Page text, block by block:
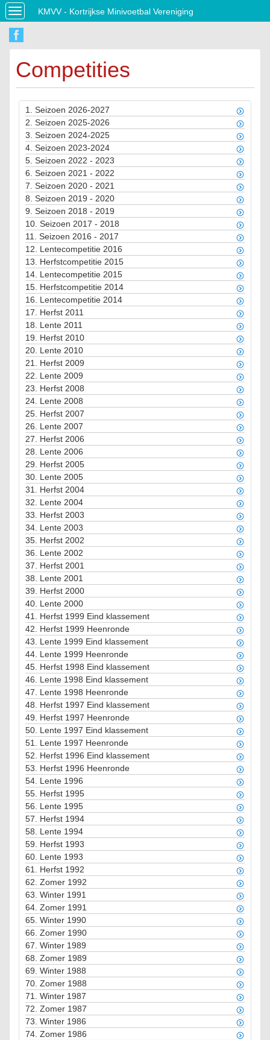
Toggle
navigation
KMVV - Kortrijkse Minivoetbal Vereniging
Competities
1. Seizoen 2026-2027
2. Seizoen 2025-2026
3. Seizoen 2024-2025
4. Seizoen 2023-2024
5. Seizoen 2022 - 2023
6. Seizoen 2021 - 2022
7. Seizoen 2020 - 2021
8. Seizoen 2019 - 2020
9. Seizoen 2018 - 2019
10. Seizoen 2017 - 2018
11. Seizoen 2016 - 2017
12. Lentecompetitie 2016
13. Herfstcompetitie 2015
14. Lentecompetitie 2015
15. Herfstcompetitie 2014
16. Lentecompetitie 2014
17. Herfst 2011
18. Lente 2011
19. Herfst 2010
20. Lente 2010
21. Herfst 2009
22. Lente 2009
23. Herfst 2008
24. Lente 2008
25. Herfst 2007
26. Lente 2007
27. Herfst 2006
28. Lente 2006
29. Herfst 2005
30. Lente 2005
31. Herfst 2004
32. Lente 2004
33. Herfst 2003
34. Lente 2003
35. Herfst 2002
36. Lente 2002
37. Herfst 2001
38. Lente 2001
39. Herfst 2000
40. Lente 2000
41. Herfst 1999 Eind klassement
42. Herfst 1999 Heenronde
43. Lente 1999 Eind klassement
44. Lente 1999 Heenronde
45. Herfst 1998 Eind klassement
46. Lente 1998 Eind klassement
47. Lente 1998 Heenronde
48. Herfst 1997 Eind klassement
49. Herfst 1997 Heenronde
50. Lente 1997 Eind klassement
51. Lente 1997 Heenronde
52. Herfst 1996 Eind klassement
53. Herfst 1996 Heenronde
54. Lente 1996
55. Herfst 1995
56. Lente 1995
57. Herfst 1994
58. Lente 1994
59. Herfst 1993
60. Lente 1993
61. Herfst 1992
62. Zomer 1992
63. Winter 1991
64. Zomer 1991
65. Winter 1990
66. Zomer 1990
67. Winter 1989
68. Zomer 1989
69. Winter 1988
70. Zomer 1988
71. Winter 1987
72. Zomer 1987
73. Winter 1986
74. Zomer 1986